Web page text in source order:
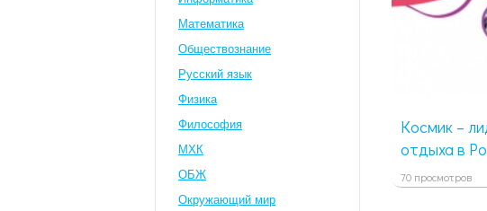
Математика
Обществознание
Русский язык
Физика
Философия
МХК
ОБЖ
Окружающий мир
Космик –
отдыха в
70 просмотров